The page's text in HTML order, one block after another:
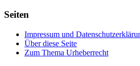
Seiten
Impressum und
Über diese Seite
Zum Thema Urheberrecht